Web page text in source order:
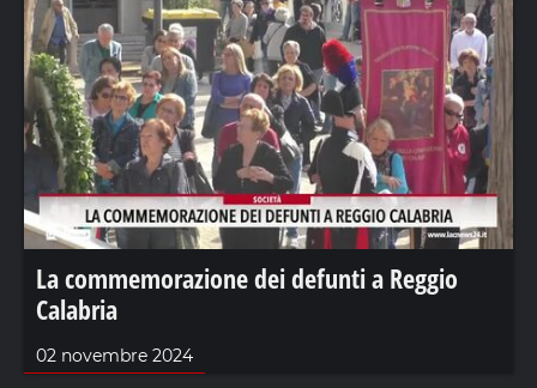
La commemorazione dei defunti a Reggio
Calabria
02 novembre 2024